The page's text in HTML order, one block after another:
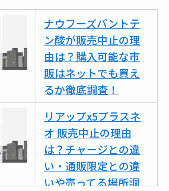
ラカパーは品切れ？
売ってる場所調査
キーピング販売終了
理由はなぜ？売って
ない？売ってる場所
は？代わりの代用品
も調査
クランベリージュー
スはコンビニで売っ
てる？薬局やイオン
ナウフーズパントテ
ン酸が販売中止の理
由は？購入可能な市
販はネットでも買え
るか徹底調査！
リアップx5プラスネ
オ 販売中止の理由
は？チャージとの違
い・通販限定との違
いや売ってる場所調